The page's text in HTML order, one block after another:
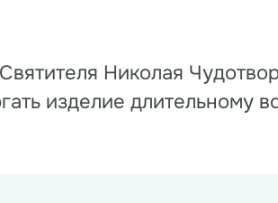
Николая
изделие длительному